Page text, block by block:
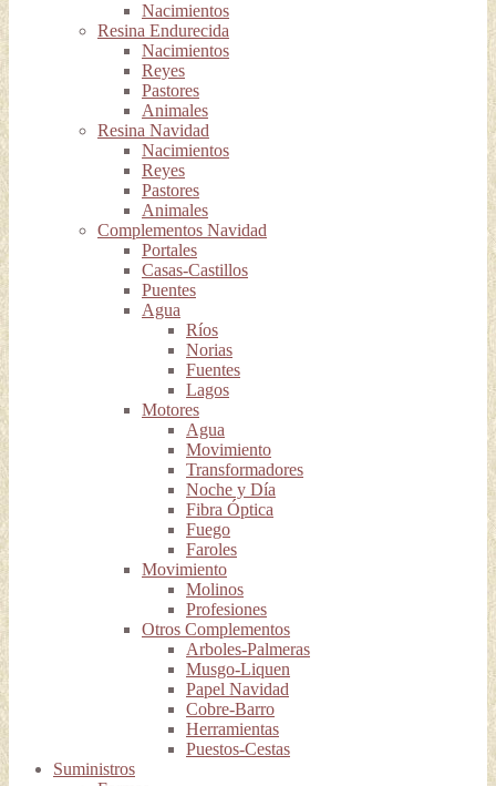
Nacimientos
Resina Endurecida
Nacimientos
Reyes
Pastores
Animales
Resina Navidad
Nacimientos
Reyes
Pastores
Animales
Complementos Navidad
Portales
Casas-Castillos
Puentes
Agua
Ríos
Norias
Fuentes
Lagos
Motores
Agua
Movimiento
Transformadores
Noche y Día
Fibra Óptica
Fuego
Faroles
Movimiento
Molinos
Profesiones
Otros Complementos
Arboles-Palmeras
Musgo-Liquen
Papel Navidad
Cobre-Barro
Herramientas
Puestos-Cestas
Suministros